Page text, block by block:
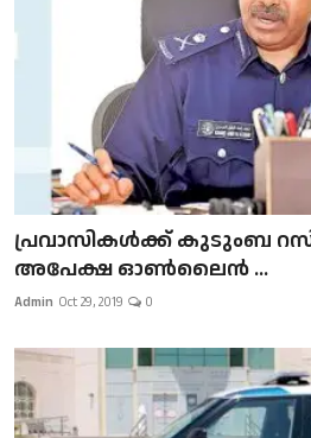
പ്രവാസികള്‍ക്ക് കുടുംബ
അപേക്ഷ ഓൺലൈൻ ...
Admin Oct 29, 2019 0